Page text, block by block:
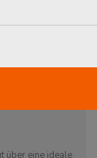
über eine ideale